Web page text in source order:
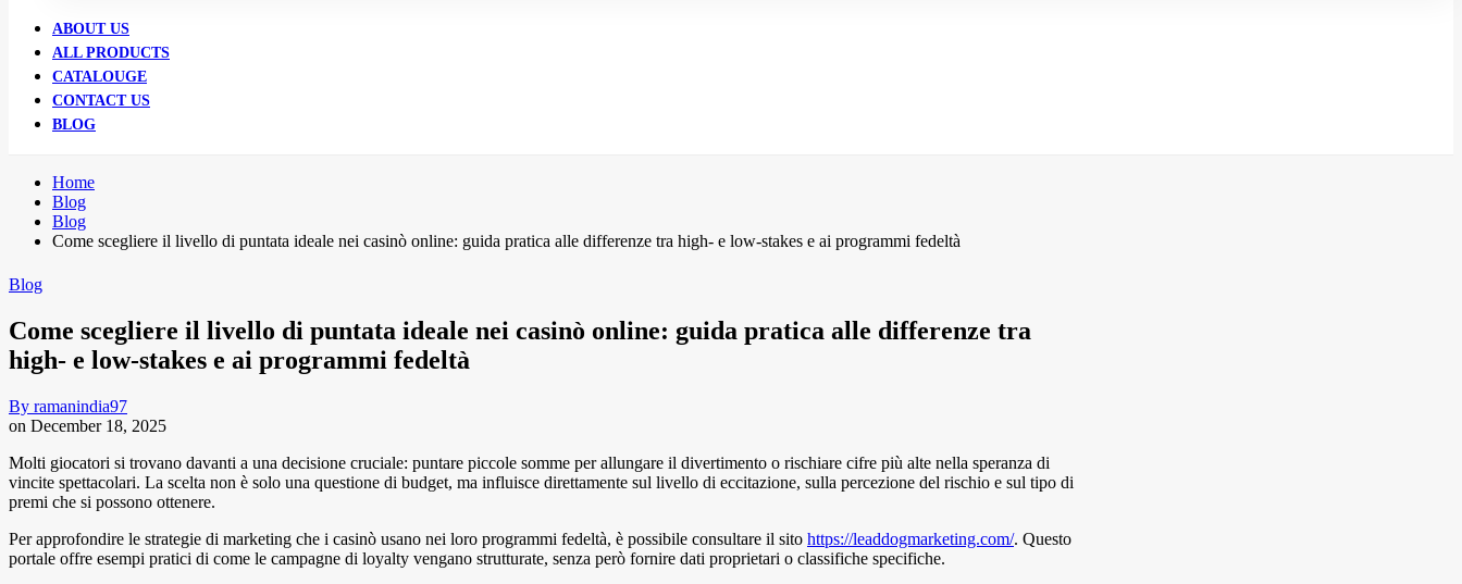
ABOUT US
ALL PRODUCTS
CATALOUGE
CONTACT US
BLOG
Home
Blog
Blog
Come scegliere il livello di puntata ideale nei casinò online: guida pratica alle differenze tra high‑ e low‑stakes e ai programmi fedeltà
Blog
Come scegliere il livello di puntata ideale nei casinò online: guida pratica alle differenze tra
high‑ e low‑stakes e ai programmi fedeltà
By ramanindia97
on December 18, 2025
Molti giocatori si trovano davanti a una decisione cruciale: puntare piccole somme per allungare il divertimento o rischiare cifre più alte nella speranza di
vincite spettacolari. La scelta non è solo una questione di budget, ma influisce direttamente sul livello di eccitazione, sulla percezione del rischio e sul tipo di
premi che si possono ottenere.
Per approfondire le strategie di marketing che i casinò usano nei loro programmi fedeltà, è possibile consultare il sito https://leaddogmarketing.com/. Questo
portale offre esempi pratici di come le campagne di loyalty vengano strutturate, senza però fornire dati proprietari o classifiche specifiche.